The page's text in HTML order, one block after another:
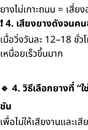
ยางไม่เกาะถนน = เสี่ย
❗ 4. เสียงยางดังจนค
เมื่อวิ่งวันละ 12–18 ชั่ว
เหนื่อยเร็วขึ้นมาก
🔹 4. วิธีเลือกยางที่ “
ชัน
เพื่อไม่ให้เสียงานและเ